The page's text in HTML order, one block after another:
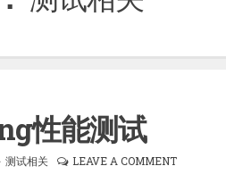
性能测试
测试相关 LEAVE A COMMENT